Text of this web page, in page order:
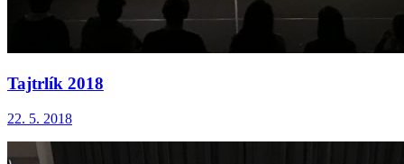
Tajtrlík 2018
22. 5. 2018